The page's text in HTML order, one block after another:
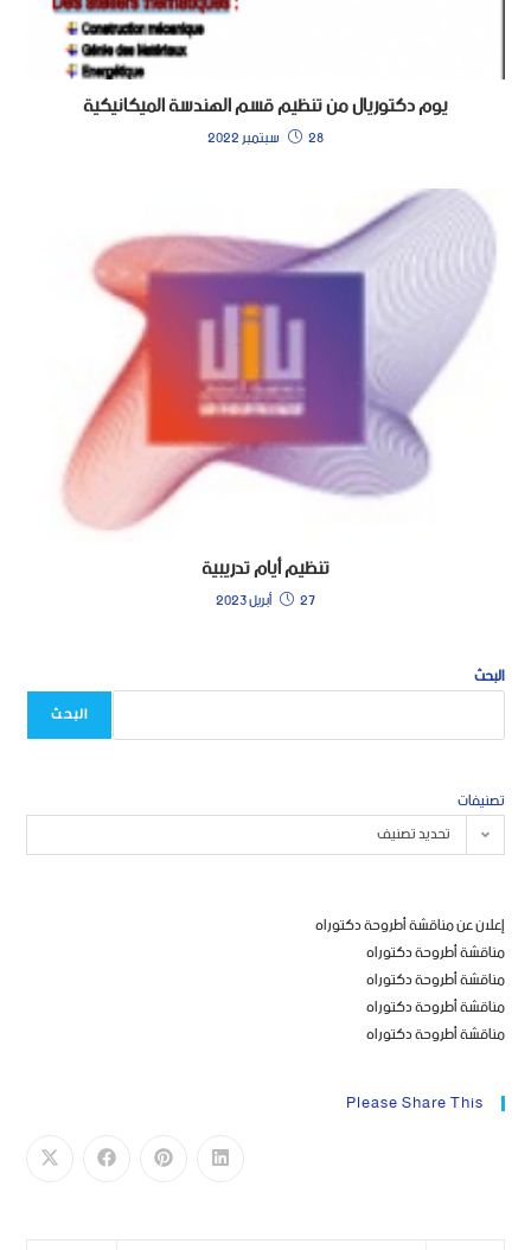
يوم دكتوريال من تنظيم قسم الهندسة الميكانيكية
28 سبتمبر 2022
تنظيم أيام تدريبية
27 أبريل 2023
البحث
البحث
تصنيفات
تحديد تصنيف
إعلان عن مناقشة أطروحة دكتوراه
مناقشة أطروحة دكتوراه
مناقشة أطروحة دكتوراه
مناقشة أطروحة دكتوراه
مناقشة أطروحة دكتوراه
Please Share This